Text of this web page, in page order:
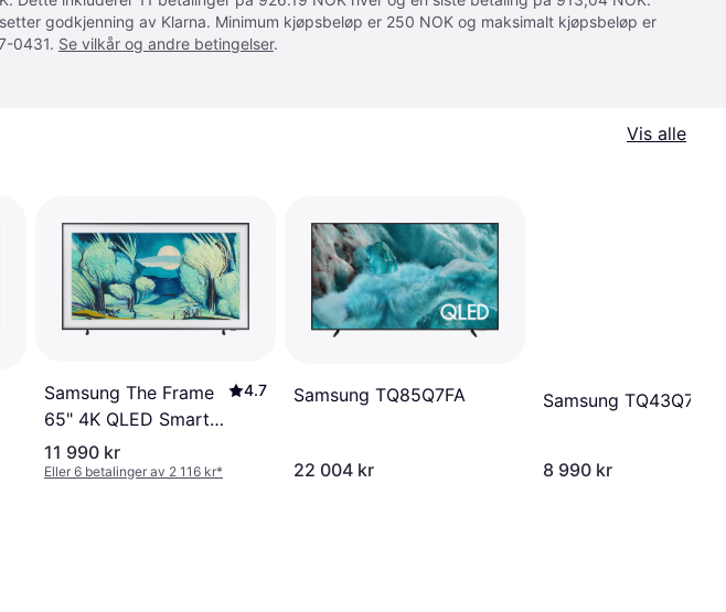
godkjenning av Klarna. Minimum kjøpsbeløp er 250 NOK og maksimalt kjøpsbeløp er
0431. Se vilkår og andre betingelser.
Vis alle
Samsung The Frame
65" 4K QLED Smart
TV (2025)
4.7
11 990 kr
Eller 6 betalinger av 2 116 kr*
Samsung TQ85Q7FA
22 004 kr
Samsung TQ43Q7FA
8 990 kr